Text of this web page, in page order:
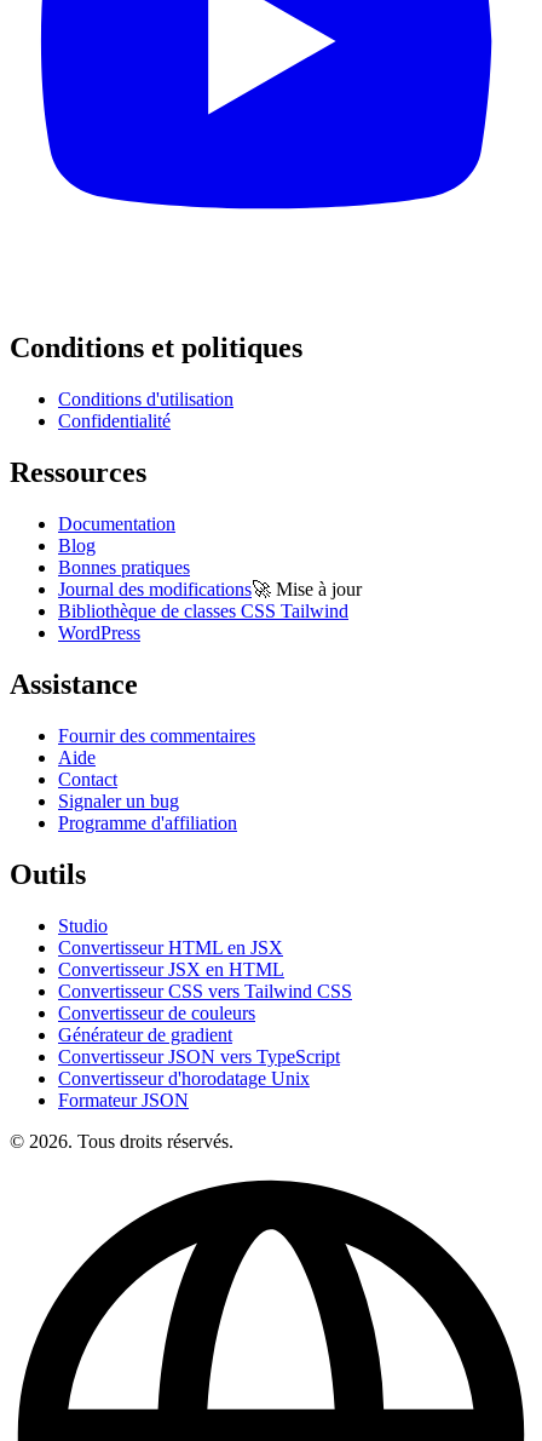
Conditions et politiques
Conditions d'utilisation
Confidentialité
Ressources
Documentation
Blog
Bonnes pratiques
Journal des modifications🚀 Mise à jour
Bibliothèque de classes CSS Tailwind
WordPress
Assistance
Fournir des commentaires
Aide
Contact
Signaler un bug
Programme d'affiliation
Outils
Studio
Convertisseur HTML en JSX
Convertisseur JSX en HTML
Convertisseur CSS vers Tailwind CSS
Convertisseur de couleurs
Générateur de gradient
Convertisseur JSON vers TypeScript
Convertisseur d'horodatage Unix
Formateur JSON
© 2026. Tous droits réservés.